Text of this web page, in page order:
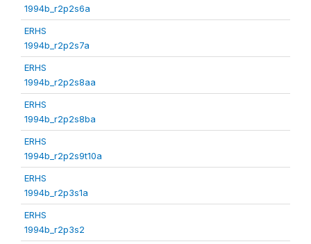
1994b_r2p2s6a
ERHS
1994b_r2p2s7a
ERHS
1994b_r2p2s8aa
ERHS
1994b_r2p2s8ba
ERHS
1994b_r2p2s9t10a
ERHS
1994b_r2p3s1a
ERHS
1994b_r2p3s2